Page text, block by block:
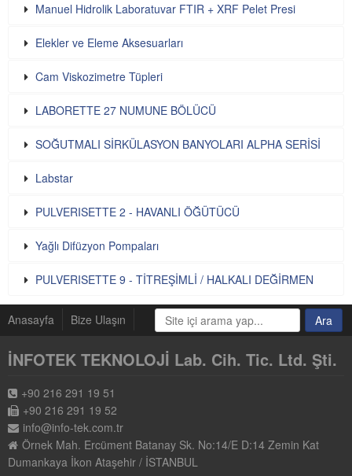
Manuel Hidrolik Laboratuvar FTIR + XRF Pelet Presi
Elekler ve Eleme Aksesuarları
Cam Viskozimetre Tüpleri
LABORETTE 27 NUMUNE BÖLÜCÜ
SOĞUTMALI SİRKÜLASYON BANYOLARI ALPHA SERİSİ
Labstar
PULVERISETTE 2 - HAVANLI ÖĞÜTÜCÜ
Yağlı Difüzyon Pompaları
PULVERISETTE 9 - TİTREŞİMLİ / HALKALI DEĞİRMEN
Anasayfa Bize Ulaşın
İNFOTEK TEKNOLOJİ Lab. Cih. Tic. Ltd. Şti.
+90 216 291 19 51
+90 216 291 19 52
info@info-tek.com.tr
Örnek Mah. Ercüment Batanay Sk. No:14/E D:14 Zemin Kat
Dumankaya İkon Ataşehir / İSTANBUL